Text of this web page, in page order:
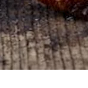
أثناء الصيام؟